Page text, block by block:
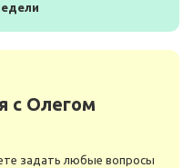
с Олегом
задать любые вопросы